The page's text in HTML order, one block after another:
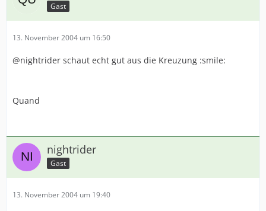
Gast
13. November 2004 um 16:50
@nightrider schaut echt gut aus die Kreuzung :smile:
Quand
nightrider
Gast
13. November 2004 um 19:40